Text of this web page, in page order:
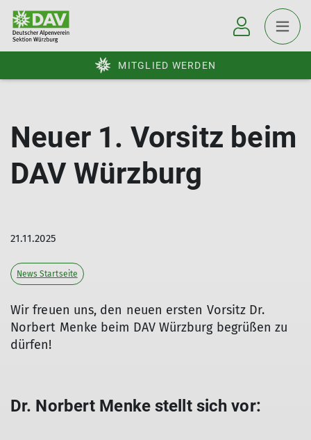
MITGLIED WERDEN
Neuer 1. Vorsitz beim
DAV Würzburg
21.11.2025
News Startseite
Wir freuen uns, den neuen ersten Vorsitz Dr.
Norbert Menke beim DAV Würzburg begrüßen zu
dürfen!
Dr. Norbert Menke stellt sich vor: